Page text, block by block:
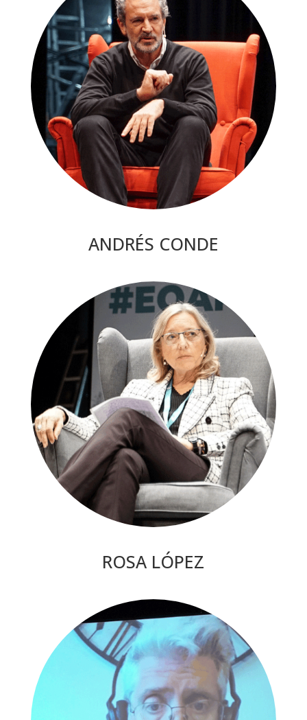
ANDRÉS CONDE
ROSA LÓPEZ